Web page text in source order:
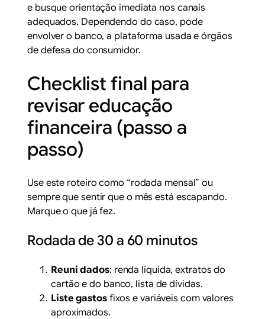
e busque orientação imediata nos canais
adequados. Dependendo do caso, pode
envolver o banco, a plataforma usada e órgãos
de defesa do consumidor.
Checklist final para
revisar educação
financeira (passo a
passo)
Use este roteiro como “rodada mensal” ou
sempre que sentir que o mês está escapando.
Marque o que já fez.
Rodada de 30 a 60 minutos
Reuni dados: renda líquida, extratos do
cartão e do banco, lista de dívidas.
Liste gastosfixos e variáveis com valores
aproximados.